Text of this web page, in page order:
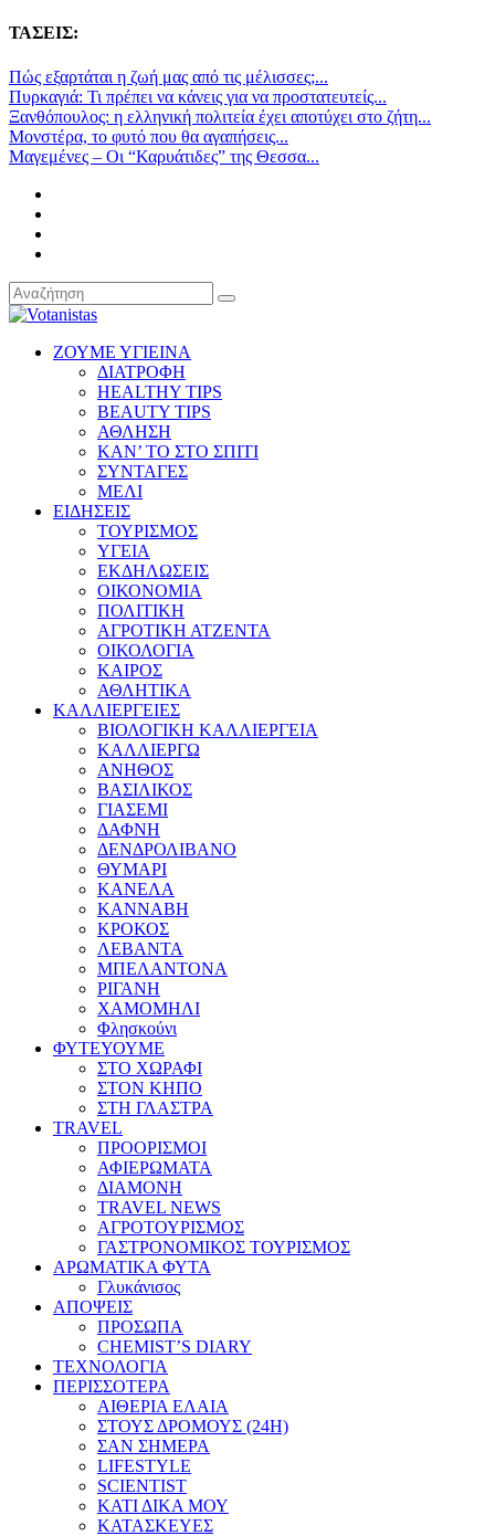
ΤΑΣΕΙΣ:
Πώς εξαρτάται η ζωή μας από τις μέλισσες;...
Πυρκαγιά: Τι πρέπει να κάνεις για να προστατευτείς...
Ξανθόπουλος: η ελληνική πολιτεία έχει αποτύχει στο ζήτη...
Μονστέρα, το φυτό που θα αγαπήσεις...
Μαγεμένες – Οι “Καρυάτιδες” της Θεσσα...
ΖΟΥΜΕ ΥΓΙΕΙΝΑ
ΔΙΑΤΡΟΦΗ
HEALTHY TIPS
BEAUTY TIPS
ΑΘΛΗΣΗ
ΚΑΝ’ ΤΟ ΣΤΟ ΣΠΙΤΙ
ΣΥΝΤΑΓΕΣ
ΜΕΛΙ
ΕΙΔΗΣΕΙΣ
ΤΟΥΡΙΣΜΟΣ
ΥΓΕΙΑ
ΕΚΔΗΛΩΣΕΙΣ
ΟΙΚΟΝΟΜΙΑ
ΠΟΛΙΤΙΚΗ
ΑΓΡΟΤΙΚΗ ΑΤΖΕΝΤΑ
ΟΙΚΟΛΟΓΙΑ
ΚΑΙΡΟΣ
ΑΘΛΗΤΙΚΑ
ΚΑΛΛΙΕΡΓΕΙΕΣ
ΒΙΟΛΟΓΙΚΗ ΚΑΛΛΙΕΡΓΕΙΑ
ΚΑΛΛΙΕΡΓΩ
ΑΝΗΘΟΣ
ΒΑΣΙΛΙΚΟΣ
ΓΙΑΣΕΜΙ
ΔΑΦΝΗ
ΔΕΝΔΡΟΛΙΒΑΝΟ
ΘΥΜΑΡΙ
ΚΑΝΕΛΑ
ΚΑΝΝΑΒΗ
ΚΡΟΚΟΣ
ΛΕΒΑΝΤΑ
ΜΠΕΛΑΝΤΟΝΑ
ΡΙΓΑΝΗ
ΧΑΜΟΜΗΛΙ
Φλησκούνι
ΦΥΤΕΥΟΥΜΕ
ΣΤΟ ΧΩΡΑΦΙ
ΣΤΟΝ ΚΗΠΟ
ΣΤΗ ΓΛΑΣΤΡΑ
TRAVEL
ΠΡΟΟΡΙΣΜΟΙ
ΑΦΙΕΡΩΜΑΤΑ
ΔΙΑΜΟΝΗ
TRAVEL NEWS
ΑΓΡΟΤΟΥΡΙΣΜΟΣ
ΓΑΣΤΡΟΝΟΜΙΚΟΣ ΤΟΥΡΙΣΜΟΣ
ΑΡΩΜΑΤΙΚΑ ΦΥΤΑ
Γλυκάνισος
ΑΠΟΨΕΙΣ
ΠΡΟΣΩΠΑ
CHEMIST’S DIARY
ΤΕΧΝΟΛΟΓΙΑ
ΠΕΡΙΣΣΟΤΕΡΑ
ΑΙΘΕΡΙΑ ΕΛΑΙΑ
ΣΤΟΥΣ ΔΡΟΜΟΥΣ (24H)
ΣΑΝ ΣΗΜΕΡΑ
LIFESTYLE
SCIENTIST
ΚΑΤΙ ΔΙΚΑ ΜΟΥ
ΚΑΤΑΣΚΕΥΕΣ